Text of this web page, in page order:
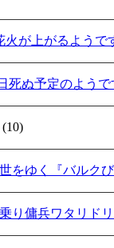
火が上がるよう
死ぬ予定のよう
(10)
をゆく『バルク
り傭兵ワタリド